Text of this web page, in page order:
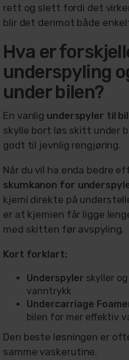
rett og slett fordi det
blir det derimot både
Hva er
underspyling
under bilen?
En vanlig underspyler til bil
skylle bort løs skitt under
godt til jevnlig rengjøring.
Når du vil ha enda bedre
skumkanon for
kjemi direkte på
er at kjemien får ligge
med skitten før avspyling.
Kort forklart:
Underspyler skyller
vanntrykk
Undercarriage
bilen for mer effektiv
Den beste løsningen er
samme vaskerutine.